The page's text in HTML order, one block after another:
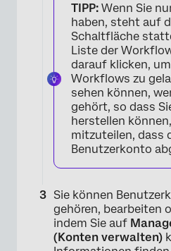
TIPP: Wenn Sie
haben, steht auf
Schaltfläche
Liste der
darauf klicken,
Workflows zu
sehen können,
gehört, so dass
herstellen
mitzuteilen, dass
Benutzerkonto
Sie können
gehören, bearbeiten
indem Sie auf
(Konten verwalten)